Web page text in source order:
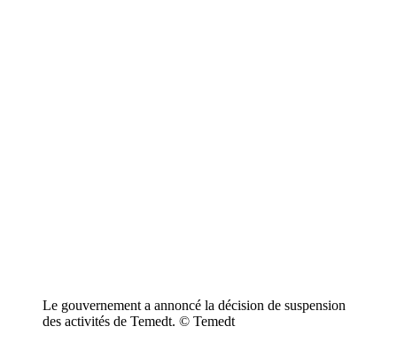
Le gouvernement a annoncé la décision de suspension
des activités de Temedt. © Temedt